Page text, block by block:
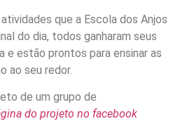
que a Escola dos Anjos
do dia, todos ganharam seus
e estão prontos para ensinar as
ao seu redor.
de um grupo de
do projeto no facebook